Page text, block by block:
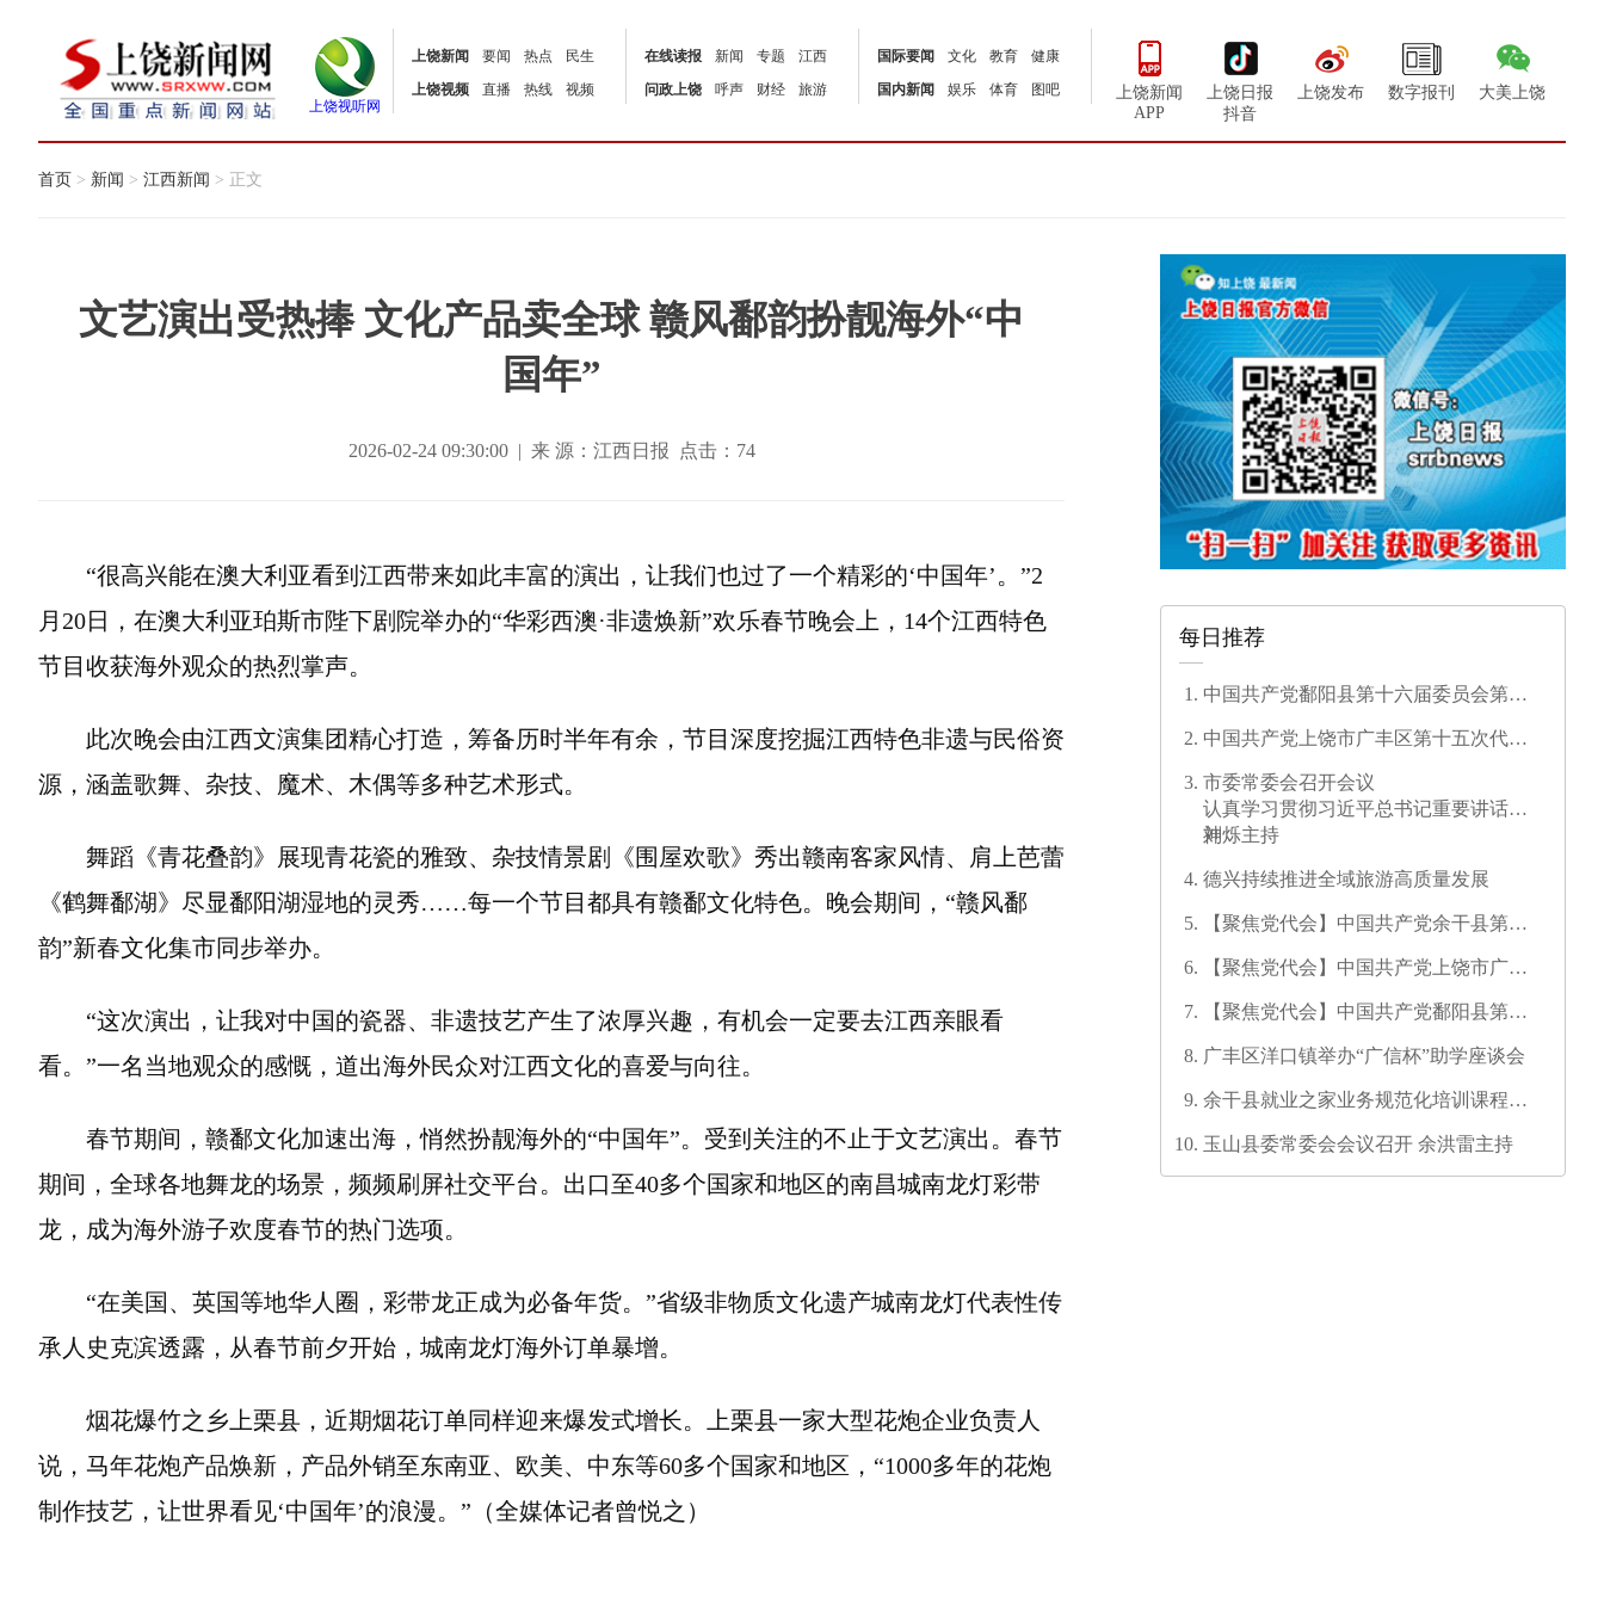
上饶视听网
上饶新闻 要闻 热点
民生
上饶视频
直播 热线 视频
在线读报 新闻 专题
江西
问政上饶
呼声 财经 旅游
国际要闻 文化 教育
健康
国内新闻
娱乐 体育 图吧
上饶新闻
APP
上饶日报
抖音
上饶发布 数字报刊 大美上饶
首页 > 新闻 > 江西新闻 > 正文
文艺演出受热捧 文化产品卖全球 赣风鄱韵扮靓海外“中
国年”
2026-02-24 09:30:00 | 来 源：江西日报 点击： 74
“很高兴能在澳大利亚看到江西带来如此丰富的演出，让我们也过了一个精彩的‘中国年’。”2
月20日，在澳大利亚珀斯市陛下剧院举办的“华彩西澳·非遗焕新”欢乐春节晚会上，14个江西特色
节目收获海外观众的热烈掌声。
此次晚会由江西文演集团精心打造，筹备历时半年有余，节目深度挖掘江西特色非遗与民俗资
源，涵盖歌舞、杂技、魔术、木偶等多种艺术形式。
舞蹈《青花叠韵》展现青花瓷的雅致、杂技情景剧《围屋欢歌》秀出赣南客家风情、肩上芭蕾
《鹤舞鄱湖》尽显鄱阳湖湿地的灵秀……每一个节目都具有赣鄱文化特色。晚会期间，“赣风鄱
韵”新春文化集市同步举办。
“这次演出，让我对中国的瓷器、非遗技艺产生了浓厚兴趣，有机会一定要去江西亲眼看
看。”一名当地观众的感慨，道出海外民众对江西文化的喜爱与向往。
春节期间，赣鄱文化加速出海，悄然扮靓海外的“中国年”。受到关注的不止于文艺演出。春节
期间，全球各地舞龙的场景，频频刷屏社交平台。出口至40多个国家和地区的南昌城南龙灯彩带
龙，成为海外游子欢度春节的热门选项。
“在美国、英国等地华人圈，彩带龙正成为必备年货。”省级非物质文化遗产城南龙灯代表性传
承人史克滨透露，从春节前夕开始，城南龙灯海外订单暴增。
烟花爆竹之乡上栗县，近期烟花订单同样迎来爆发式增长。上栗县一家大型花炮企业负责人
说，马年花炮产品焕新，产品外销至东南亚、欧美、中东等60多个国家和地区，“1000多年的花炮
制作技艺，让世界看见‘中国年’的浪漫。”（全媒体记者曾悦之）
每日推荐
中国共产党鄱阳县第十六届委员会第一
中国共产党上饶市广丰区第十五次代表
市委常委会召开会议
认真学习贯彻习近平总书记重要讲话精
神
刘烁主持
德兴持续推进全域旅游高质量发展
【聚焦党代会】中国共产党余干县第十
【聚焦党代会】中国共产党上饶市广信
【聚焦党代会】中国共产党鄱阳县第十
广丰区洋口镇举办“广信杯”助学座谈会
余干县就业之家业务规范化培训课程开
玉山县委常委会会议召开 余洪雷主持